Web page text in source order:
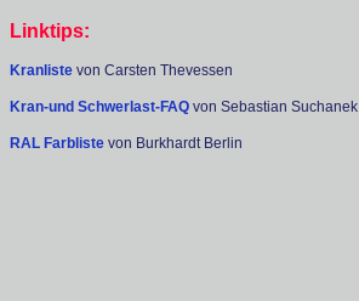
Linktips:
Kranliste von Carsten Thevessen
Kran-und Schwerlast-FAQ von Sebastian Suchanek
RAL Farbliste von Burkhardt Berlin